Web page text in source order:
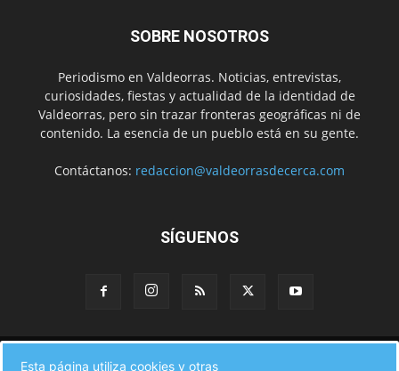
SOBRE NOSOTROS
Periodismo en Valdeorras. Noticias, entrevistas,
curiosidades, fiestas y actualidad de la identidad de
Valdeorras, pero sin trazar fronteras geográficas ni de
contenido. La esencia de un pueblo está en su gente.
Contáctanos: redaccion@valdeorrasdecerca.com
SÍGUENOS
Esta página utiliza cookies y otras